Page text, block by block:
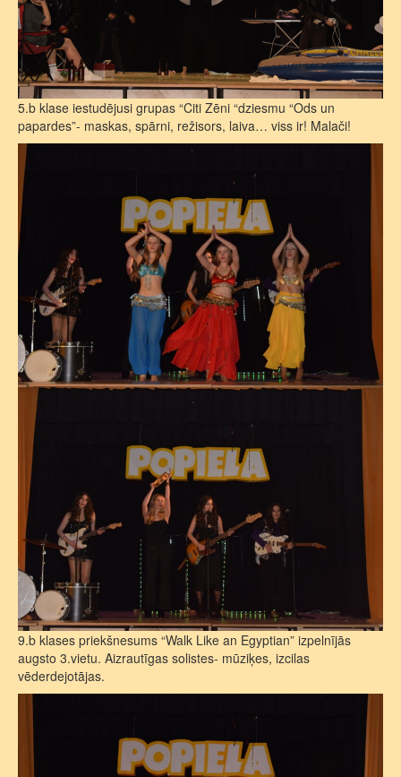
5.b klase iestudējusi grupas “Citi Zēni “dziesmu “Ods un
papardes”- maskas, spārni, režisors, laiva… viss ir! Malači!
9.b klases priekšnesums “Walk Like an Egyptian” izpelnījās
augsto 3.vietu. Aizrautīgas solistes- mūziķes, izcilas
vēderdejotājas.